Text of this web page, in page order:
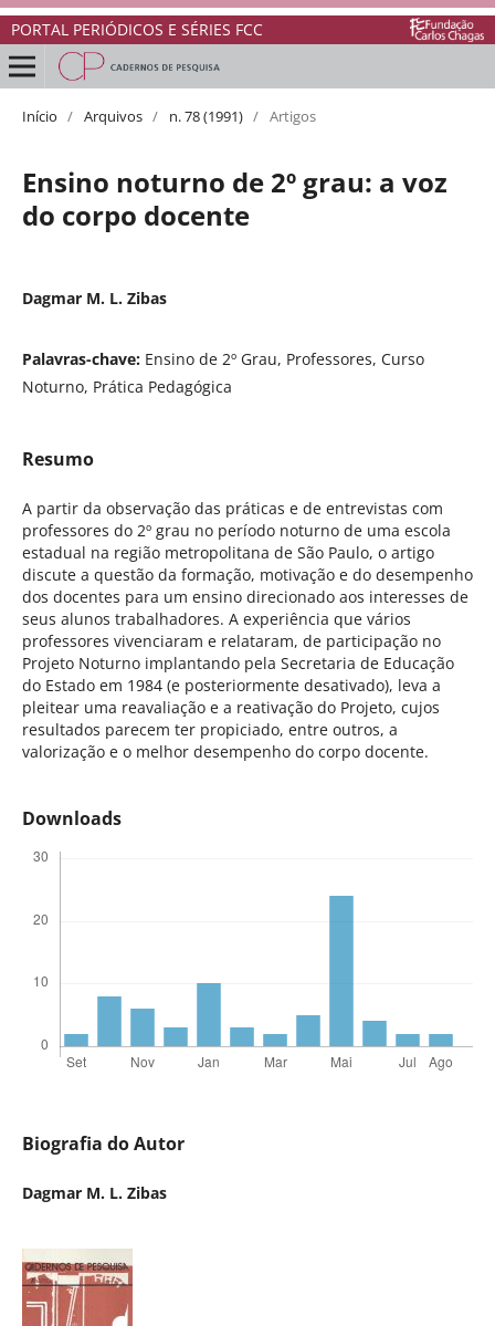
PORTAL PERIÓDICOS E SÉRIES FCC
Início / Arquivos / n. 78 (1991) / Artigos
Ensino noturno de 2º grau: a voz
do corpo docente
Dagmar M. L. Zibas
Palavras-chave: Ensino de 2º Grau, Professores, Curso
Noturno, Prática Pedagógica
Resumo
A partir da observação das práticas e de entrevistas com
professores do 2º grau no período noturno de uma escola
estadual na região metropolitana de São Paulo, o artigo
discute a questão da formação, motivação e do desempenho
dos docentes para um ensino direcionado aos interesses de
seus alunos trabalhadores. A experiência que vários
professores vivenciaram e relataram, de participação no
Projeto Noturno implantando pela Secretaria de Educação
do Estado em 1984 (e posteriormente desativado), leva a
pleitear uma reavaliação e a reativação do Projeto, cujos
resultados parecem ter propiciado, entre outros, a
valorização e o melhor desempenho do corpo docente.
Downloads
Biografia do Autor
Dagmar M. L. Zibas